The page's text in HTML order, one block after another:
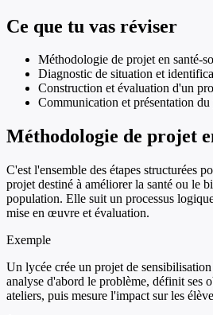
Ce que tu vas réviser
Méthodologie de projet en santé-
Diagnostic de situation et
Construction et évaluation d'un
Communication et présentation du
Méthodologie de projet
C'est l'ensemble des étapes structurées
projet destiné à améliorer la santé ou le
population. Elle suit un processus
mise en œuvre et évaluation.
Exemple
Un lycée crée un projet de
analyse d'abord le problème, définit ses
ateliers, puis mesure l'impact sur les